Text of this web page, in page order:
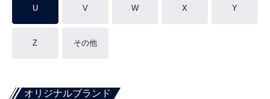
U V W X Y
Z その他
オリジナルブランド